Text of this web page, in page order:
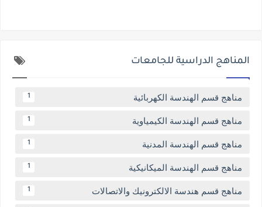
المناهج الدراسية للجامعات
مناهج قسم الهندسة الكهربائية 1
مناهج قسم الهندسة الكيمياوية 1
مناهج قسم الهندسة المدنية 1
مناهج قسم الهندسة الميكانيكية 1
مناهج قسم هندسة الالكترونيك والاتصالات 1